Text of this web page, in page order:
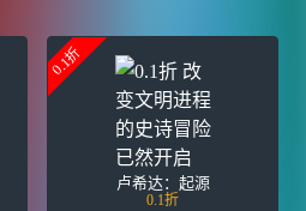
0.1折
卢希达：起源
0.1折